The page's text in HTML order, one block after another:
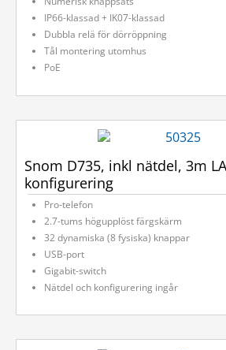
IP66-klassad + IK07-klassad
Dubbla relä för dörröppning
Tål montering utomhus
PoE
Snom D735, inkl nätdel, 3m
konfigurering
Pro-telefon
2.7-tums högupplöst färgskärm
32 dynamiska (8 fysiska) knappar
USB-port
Gigabit-switch
Nätdel och konfigurering ingår